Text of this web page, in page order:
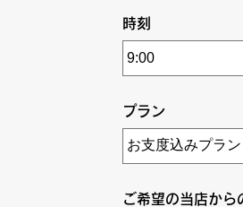
時刻
プラン
ご希望の当店から